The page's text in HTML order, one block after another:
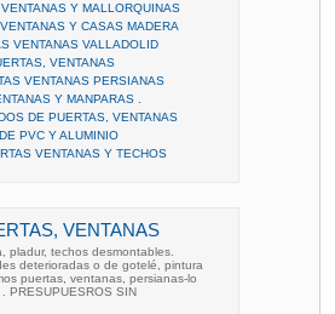
Y MALLORQUINAS
Y CASAS MADERA
VENTANAS VALLADOLID
VENTANAS
VENTANAS PERSIANAS
Y MANPARAS .
DE PUERTAS, VENTANAS
PVC Y ALUMINIO
VENTANAS Y TECHOS
VENTANAS
pladur, techos desmontables.
deterioradas o de gotelé, pintura
puertas, ventanas, persianas-lo
PRESUPUESROS SIN